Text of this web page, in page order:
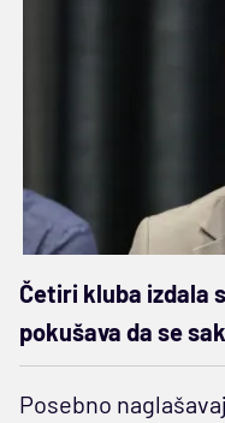
Četiri kluba izdala
pokušava da se
Posebno